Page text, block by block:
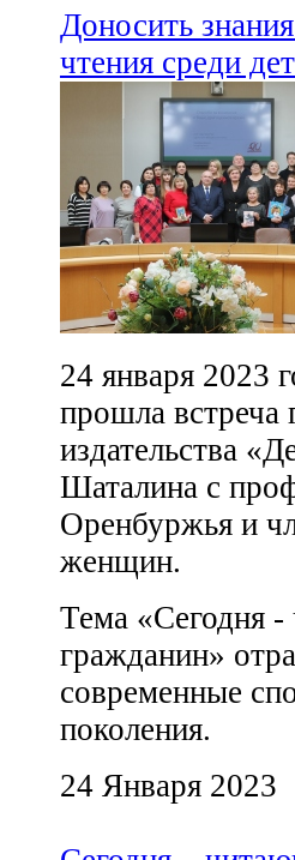
Доносить
чтения среди
24 января 2023
прошла встреча
издательства
Шаталина с
Оренбуржья и
женщин.
Тема «Сегодня
гражданин»
современные
поколения.
24 Января 2023